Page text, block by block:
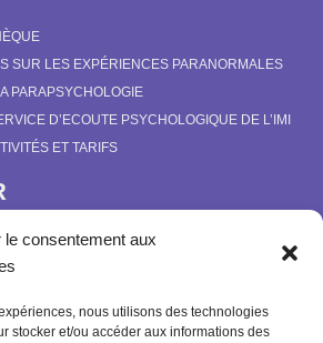
le consentement aux
nous utilisons des technologies
stocker et/ou accéder aux informations des
SUR LES EXPÉRIENCES PARANORMALES
PARAPSYCHOLOGIE
D’ECOUTE PSYCHOLOGIQUE DE L’IMI
ET TARIFS
“LE BULLETIN MÉTAPSYCHIQUE” ET